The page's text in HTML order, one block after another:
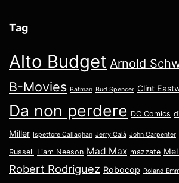
Tag
Alto Budget Arnold
B-Movies Batman Bud Spencer Clint
Da non perdere DC Comics
Miller Ispettore Callaghan Jerry Calà John Carpenter
Russell Liam Neeson Mad Max mazzate
Robert Rodriguez Robocop Roland